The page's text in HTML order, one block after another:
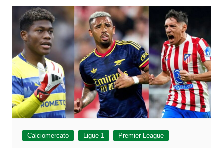
Calciomercato Ligue 1 Premier League